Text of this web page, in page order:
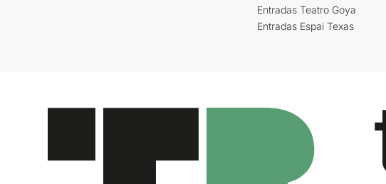
Entradas Teatro Goya
Entradas Espai Texas